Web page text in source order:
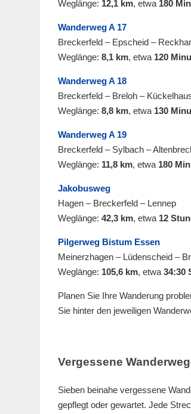
Weglänge: 12,1 km, etwa 180
Wanderweg A 17
Breckerfeld – Epscheid –
Weglänge: 8,1 km, etwa 120
Wanderweg A 18
Breckerfeld – Breloh –
Weglänge: 8,8 km, etwa 130
Wanderweg A 19
Breckerfeld – Sylbach –
Weglänge: 11,8 km, etwa 180
Jakobusweg
Hagen – Breckerfeld – Lennep
Weglänge: 42,3 km, etwa 12
Pilgerweg Bistum Essen
Meinerzhagen – Lüdenscheid –
Weglänge: 105,6 km, etwa 34:30
Planen Sie Ihre Wanderung
Sie hinter den jeweiligen
Vergessene
Sieben beinahe vergessene
gepflegt oder gewartet. Jede